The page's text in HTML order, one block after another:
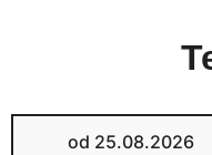
od 25.08.2026